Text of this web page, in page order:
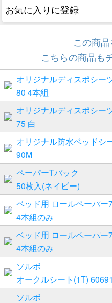
お気に入りに登録
この商
こちらの商品も
オリジナルディスポシー
80 4本組
オリジナルディスポシー
75 白
オリジナル防水ベッドシ
90M
ペーパーTバック
50枚入(ネイビー)
ベッド用 ロールペーパー
4本組のみ
ベッド用 ロールペーパー
4本組のみ
ソルボ
オークルシート(1T) 60691
ソルボ